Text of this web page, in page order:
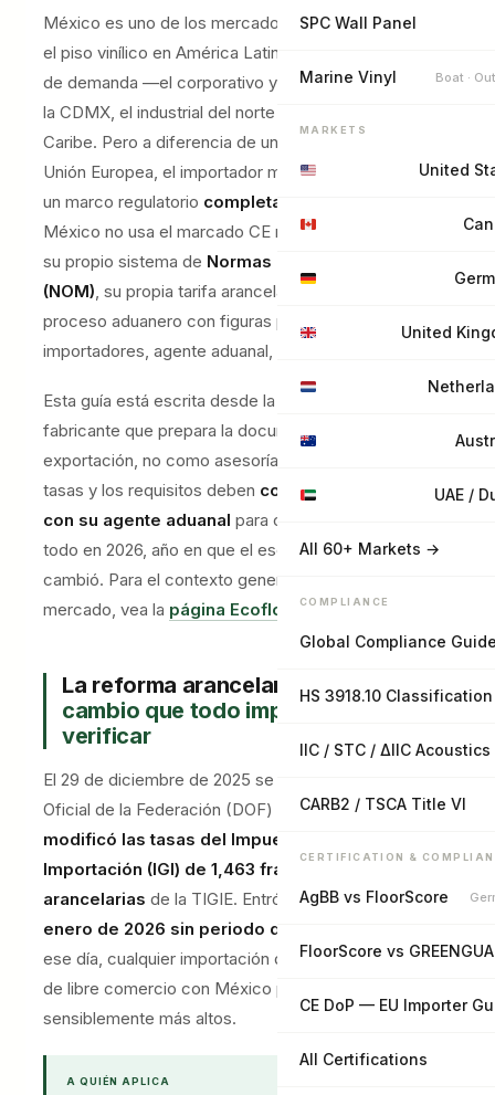
SPC Wall Panel
Marine Vinyl Boat ·
MARKETS
United
United
UAE /
All 60+ Markets →
COMPLIANCE
Global Compliance
HS 3918.10 Classification
IIC / STC / ΔIIC Acoustics
CARB2 / TSCA Title VI
CERTIFICATION &
AgBB vs FloorScore
FloorScore vs
CE DoP — EU Importer
All Certifications
México es uno de los mercados más dinámicos para
el piso vinílico en América Latina, con tres motores
de demanda —el corporativo y residencial de lujo de
la CDMX, el industrial del norte y la hotelería del
Caribe. Pero a diferencia de un importador en la
Unión Europea, el importador mexicano se mueve en
un marco regulatorio completamente distinto
México no usa el marcado CE ni las normas EN. Usa
su propio sistema de Normas Oficiales Mexicanas
(NOM), su propia tarifa arancelaria (TIGIE) y un
proceso aduanero con figuras propias —padrón de
importadores, agente aduanal, pedimento.
Esta guía está escrita desde la perspectiva del
fabricante que prepara la documentación de
exportación, no como asesoría fiscal ni aduanera. Las
tasas y los requisitos deben confirmarse siempre
con su agente aduanal para cada operación, sobre
todo en 2026, año en que el esquema arancelario
cambió. Para el contexto general del producto y el
mercado, vea la página Ecoflors para México
La reforma arancelaria de 2026:
cambio que todo importador debe
verificar
El 29 de diciembre de 2025 se publicó en el Diario
Oficial de la Federación (DOF) el decreto que
modificó las tasas del Impuesto General de
Importación (IGI) de 1,463 fracciones
arancelarias de la TIGIE. Entró en vigor el1 de
enero de 2026 sin periodo de transición
ese día, cualquier importación de un país sin tratado
de libre comercio con México puede pagar aranceles
sensiblemente más altos.
A QUIÉN APLICA